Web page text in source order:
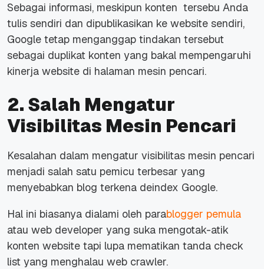
Sebagai informasi, meskipun konten tersebu Anda
tulis sendiri dan dipublikasikan ke website sendiri,
Google tetap menganggap tindakan tersebut
sebagai duplikat konten yang bakal mempengaruhi
kinerja website di halaman mesin pencari.
2. Salah Mengatur
Visibilitas Mesin Pencari
Kesalahan dalam mengatur visibilitas mesin pencari
menjadi salah satu pemicu terbesar yang
menyebabkan blog terkena deindex Google.
Hal ini biasanya dialami oleh parablogger pemula
atau web developer yang suka mengotak-atik
konten website tapi lupa mematikan tanda check
list yang menghalau web crawler.